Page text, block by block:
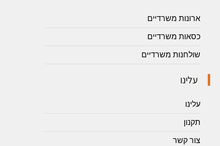
ארונות משרדיים
כסאות משרדיים
שולחנות משרדיים
עלינו
עלינו
תקנון
צור קשר